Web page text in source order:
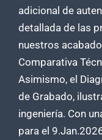
adicional de
detallada de las
nuestros
Comparativa
Asimismo, el
de Grabado,
ingeniería. Con
para el